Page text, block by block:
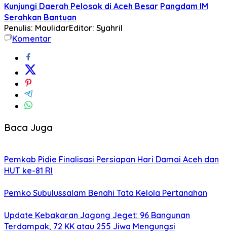
Kunjungi Daerah Pelosok di Aceh Besar Pangdam IM
Serahkan Bantuan
Penulis: MaulidarEditor: Syahril
Komentar
Baca Juga
Pemkab Pidie Finalisasi Persiapan Hari Damai Aceh dan
HUT ke-81 RI
Pemko Subulussalam Benahi Tata Kelola Pertanahan
Update Kebakaran Jagong Jeget: 96 Bangunan
Terdampak, 72 KK atau 255 Jiwa Mengungsi